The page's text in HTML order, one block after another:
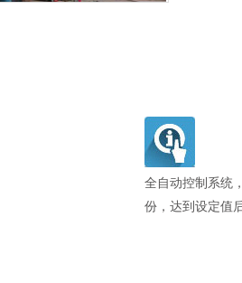
全自动控制系统
份，达到设定值